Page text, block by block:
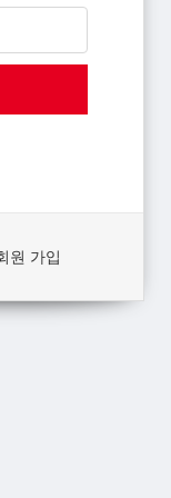
원 가입